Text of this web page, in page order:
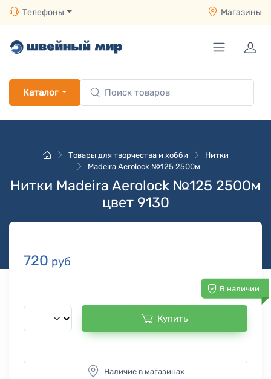
Телефоны Магазины
Каталог
Товары для творчества и хобби
Нитки
Madeira Aerolock №125 2500м
Нитки Madeira Aerolock №125 2500м
цвет 9130
720 руб
В наличии
Купить
Наличие в магазинах